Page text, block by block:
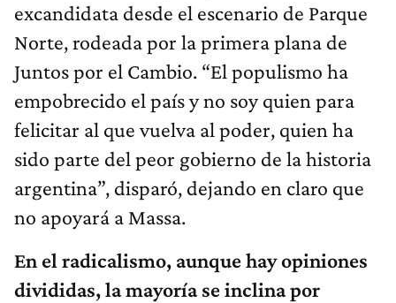
excandidata desde el escenario de Parque
Norte, rodeada por la primera plana de
Juntos por el Cambio. “El populismo ha
empobrecido el país y no soy quien para
felicitar al que vuelva al poder, quien ha
sido parte del peor gobierno de la historia
argentina”, disparó, dejando en claro que
no apoyará a Massa.
En el radicalismo, aunque hay opiniones
divididas, la mayoría se inclina por